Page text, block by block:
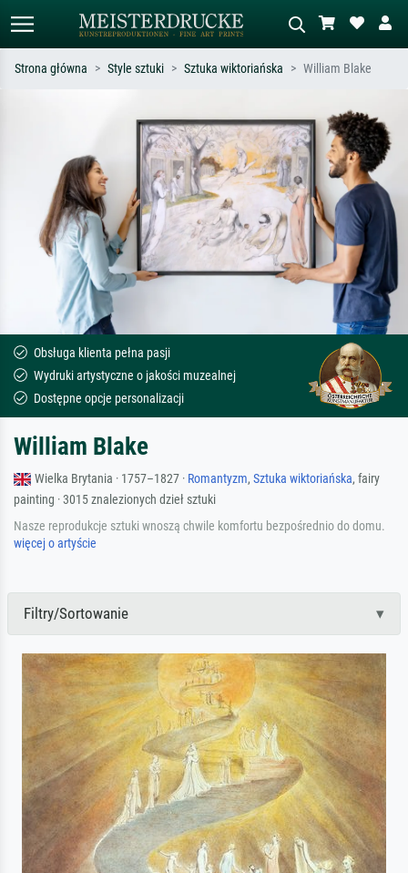
Szukaj wg artysty, tytułu lub stylu – np.
Monet, Gwiaździsta noc,
impresjonizm, fala Hokusaia, akt.
Opisz scenę – np. zielona łąka,
abstrakcja z czerwienią, ciemny olej,
stojący akt obok drzewa.
Strona główna Style sztuki Sztuka wiktoriańska William Blake
Obsługa klienta pełna pasji
Wydruki artystyczne o jakości muzealnej
Dostępne opcje personalizacji
William Blake
Wielka Brytania · 1757–1827 · Romantyzm,Sztuka wiktoriańska, fairy
painting · 3015 znalezionych dzieł sztuki
Nasze reprodukcje sztuki wnoszą chwile komfortu bezpośrednio do domu.
więcej o artyście
Filtry/Sortowanie